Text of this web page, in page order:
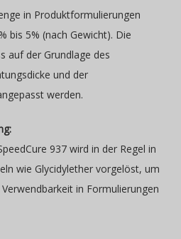
in Produktformulierungen
bis 5% (nach Gewicht). Die
auf der Grundlage des
und der
werden.
937 wird in der Regel in
wie Glycidylether vorgelöst, um
in Formulierungen